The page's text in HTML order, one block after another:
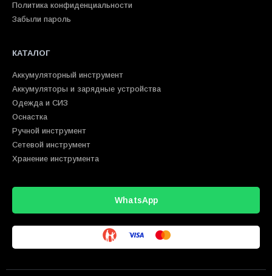
Политика конфиденциальности
Забыли пароль
КАТАЛОГ
Аккумуляторный инструмент
Аккумуляторы и зарядные устройства
Одежда и СИЗ
Оснастка
Ручной инструмент
Сетевой инструмент
Хранение инструмента
WhatsApp